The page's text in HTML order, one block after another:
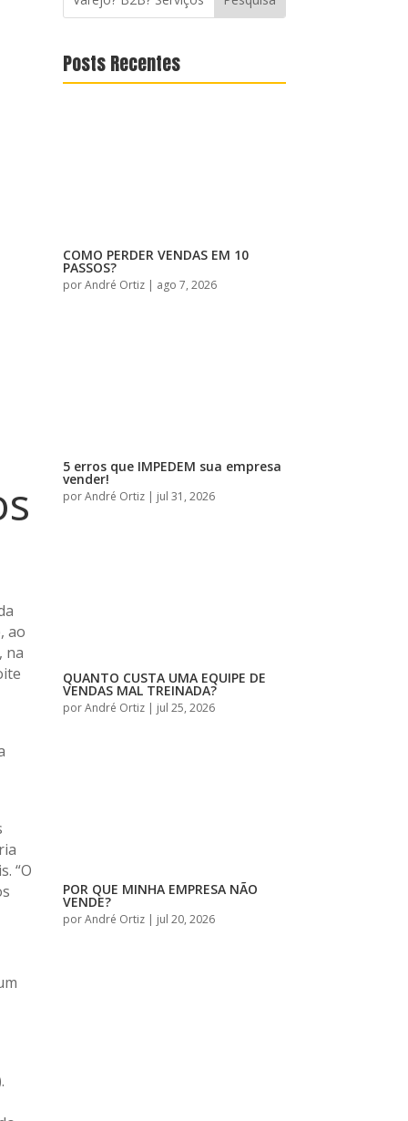
ao
na
“O
Posts Recentes
COMO PERDER VENDAS EM 10
PASSOS?
porAndré Ortiz| ago 7, 2026
5 erros que IMPEDEM sua empresa
vender!
porAndré Ortiz| jul 31, 2026
QUANTO CUSTA UMA EQUIPE DE
VENDAS MAL TREINADA?
porAndré Ortiz| jul 25, 2026
POR QUE MINHA EMPRESA NÃO
VENDE?
porAndré Ortiz| jul 20, 2026